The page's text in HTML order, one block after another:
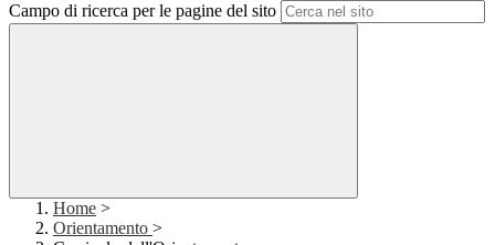
Campo di ricerca per le pagine del sito
Home >
Orientamento >